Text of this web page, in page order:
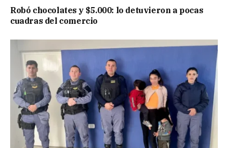
Robó chocolates y $5.000: lo detuvieron a pocas
cuadras del comercio